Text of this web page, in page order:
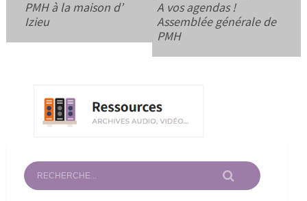
PMH à la maison d’
Izieu
A vos agendas !
Assemblée générale de
PMH